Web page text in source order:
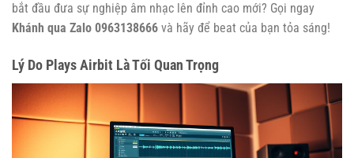
bắt đầu đưa sự nghiệp âm nhạc lên đỉnh cao mới? Gọi ngay
Khánh qua Zalo 0963138666 và hãy để beat của bạn tỏa sáng!
Lý Do Plays Airbit Là Tối Quan Trọng